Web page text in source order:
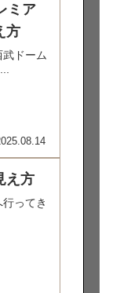
ミア
方
ドーム
え方
ってき